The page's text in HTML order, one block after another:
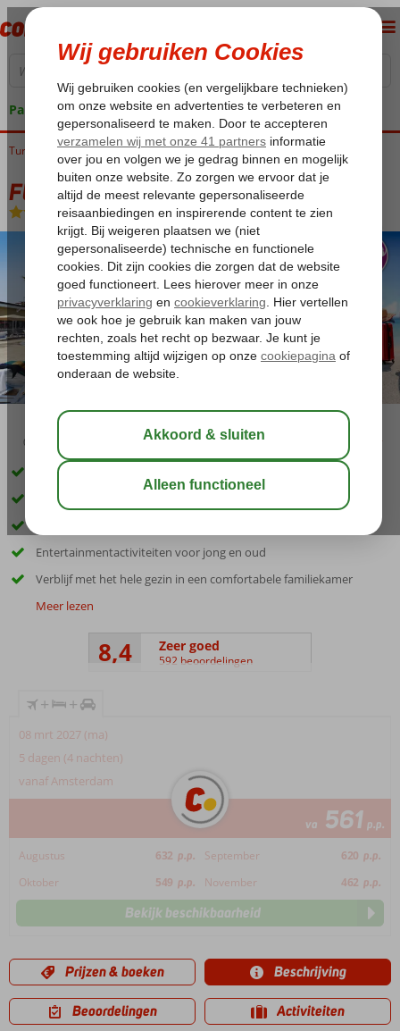
Pakketgarantie
Home
Turkije Turkse Riviera Side Titreyengol Fly & Go Linda Hotel
Fly & Go Linda Hotel
All Inclusive-Hotel
03:45 aug 33°C
Inclusief huurauto
Al jarenlang een favoriet familiehotel met een fijn privéstrand
Entertainmentactiviteiten voor jong en oud
Verblijf met het hele gezin in een comfortabele familiekamer
Meer lezen
8,4 Zeer goed
592 beoordelingen
+ +
08 mrt 2027 (ma)
5 dagen (4 nachten)
vanaf Amsterdam
va 561 p.p.
Augustus 632 p.p. September 620 p.p.
Oktober
549 p.p. November 462 p.p.
Bekijk beschikbaarheid
Prijzen & boeken Beschrijving
Beoordelingen Activiteiten